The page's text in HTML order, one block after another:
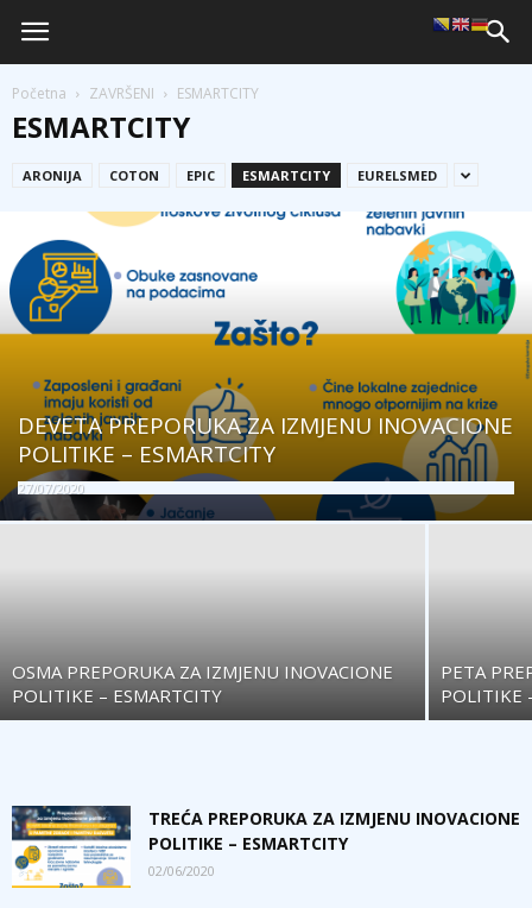
Početna ZAVRŠENI ESMARTCITY
ESMARTCITY
ARONIJA COTON EPIC ESMARTCITY EURELSMED
DEVETA PREPORUKA ZA IZMJENU INOVACIONE
POLITIKE – ESMARTCITY
27/07/2020
OSMA PREPORUKA ZA IZMJENU INOVACIONE
POLITIKE – ESMARTCITY
PETA
POLITIKE
TREĆA PREPORUKA ZA IZMJENU INOVACIONE
POLITIKE – ESMARTCITY
02/06/2020